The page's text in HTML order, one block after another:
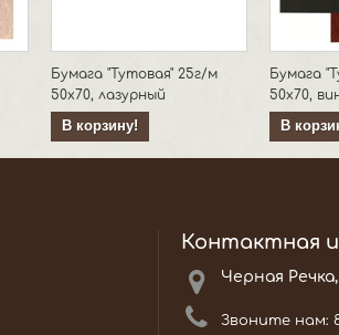
Бумага "Тутовая" 25г/м
50х70, лазурный
В корзину!
Бумага
50х70,
В
Контактная
Черная
Звоните нам: